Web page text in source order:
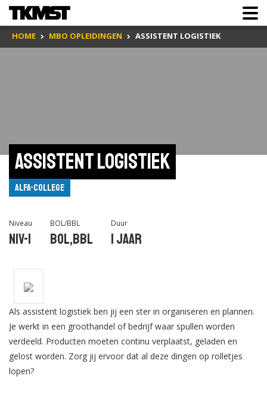
HOME MBO OPLEIDINGEN ASSISTENT LOGISTIEK
Assistent logistiek
Alfa-college
Niveau
Niv-1
BOL/BBL
BOL,BBL
Duur
1 jaar
Als assistent logistiek ben jij een ster in organiseren en plannen.
Je werkt in een groothandel of bedrijf waar spullen worden
verdeeld. Producten moeten continu verplaatst, geladen en
gelost worden. Zorg jij ervoor dat al deze dingen op rolletjes
lopen?